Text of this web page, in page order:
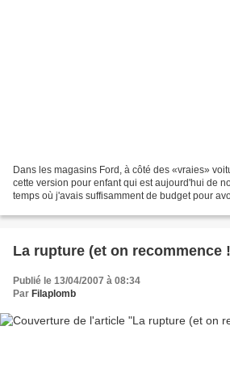
Dans les magasins Ford, à côté des «vraies»
cette version pour enfant qui est aujourd'hui de
temps où j'avais suffisamment de budget pour
La rupture (et on recommence
Publié le 13/04/2007 à 08:34
Par Filaplomb